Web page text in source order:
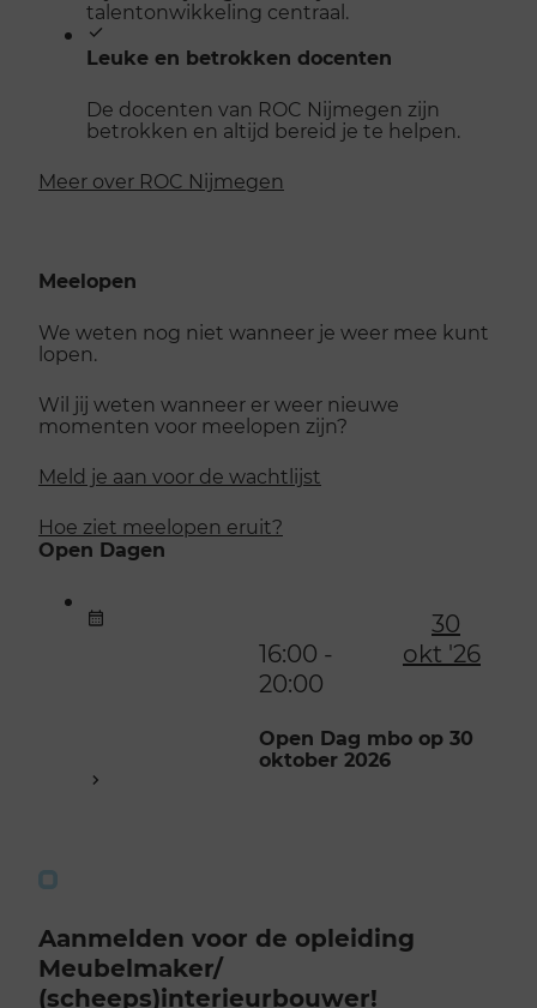
talentonwikkeling centraal.
Leuke en betrokken docenten
De docenten van ROC Nijmegen zijn
betrokken en altijd bereid je te helpen.
Meer over ROC Nijmegen
Meelopen
We weten nog niet wanneer je weer mee kunt
lopen.
Wil jij weten wanneer er weer nieuwe
momenten voor meelopen zijn?
Meld je aan voor de wachtlijst
Hoe ziet meelopen eruit?
Open Dagen
30
okt '26
16:00 -
20:00
Open Dag mbo op 30
oktober 2026
Aanmelden voor de opleiding
Meubelmaker/​
(scheeps)interieurbouwer!